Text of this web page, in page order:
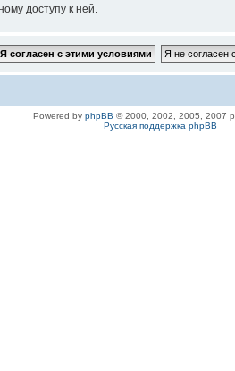
доступу к ней.
Powered by phpBB © 2000, 2002, 2005, 2007
Русская поддержка phpBB